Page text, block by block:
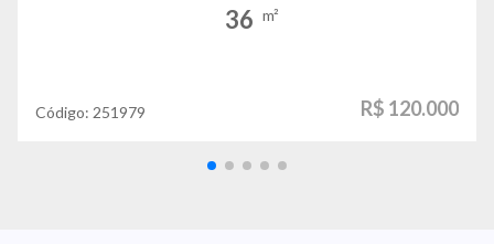
36 m²
Código: 251979 R$ 120.000